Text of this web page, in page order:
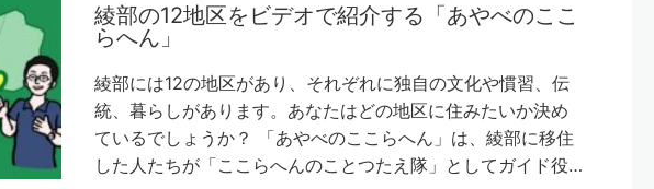
綾部の12地区をビデオで紹介する「あやべのここ
らへん」
綾部には12の地区があり、それぞれに独自の文化や慣習、伝
統、暮らしがあります。あなたはどの地区に住みたいか決め
ているでしょうか？ 「あやべのここらへん」は、綾部に移住
した人たちが「ここらへんのことつたえ隊」としてガイド役…